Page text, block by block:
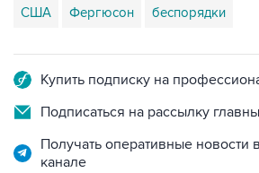
США Фергюсон беспорядки
Купить подписку на
Подписаться на рассылку
Получать оперативные новости
канале